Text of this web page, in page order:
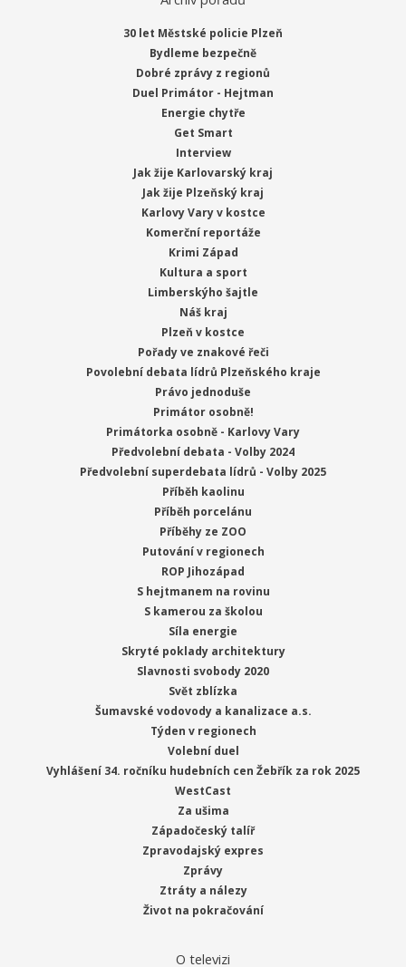
30 let Městské policie Plzeň
Bydleme bezpečně
Dobré zprávy z regionů
Duel Primátor - Hejtman
Energie chytře
Get Smart
Interview
Jak žije Karlovarský kraj
Jak žije Plzeňský kraj
Karlovy Vary v kostce
Komerční reportáže
Krimi Západ
Kultura a sport
Limberskýho šajtle
Náš kraj
Plzeň v kostce
Pořady ve znakové řeči
Povolební debata lídrů Plzeňského kraje
Právo jednoduše
Primátor osobně!
Primátorka osobně - Karlovy Vary
Předvolební debata - Volby 2024
Předvolební superdebata lídrů - Volby 2025
Příběh kaolinu
Příběh porcelánu
Příběhy ze ZOO
Putování v regionech
ROP Jihozápad
S hejtmanem na rovinu
S kamerou za školou
Síla energie
Skryté poklady architektury
Slavnosti svobody 2020
Svět zblízka
Šumavské vodovody a kanalizace a.s.
Týden v regionech
Volební duel
Vyhlášení 34. ročníku hudebních cen Žebřík za rok 2025
WestCast
Za ušima
Západočeský talíř
Zpravodajský expres
Zprávy
Ztráty a nálezy
Život na pokračování
O televizi